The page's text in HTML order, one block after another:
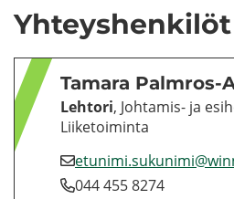
Yh­teys­hen­ki­löt
Ta­ma­ra Palmros-​
Leh­to­ri, Johtamis-​ ja
Lii­ke­toi­min­ta
044 455 8274